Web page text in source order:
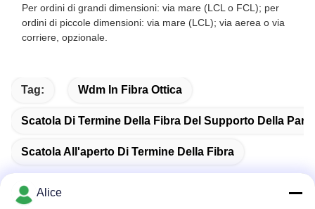
Per ordini di grandi dimensioni: via mare (LCL o FCL); per
ordini di piccole dimensioni: via mare (LCL); via aerea o via
corriere, opzionale.
Tag: Wdm In Fibra Ottica
Scatola Di Termine Della Fibra Del Supporto Della
Scatola All'aperto Di Termine Della Fibra
Alice